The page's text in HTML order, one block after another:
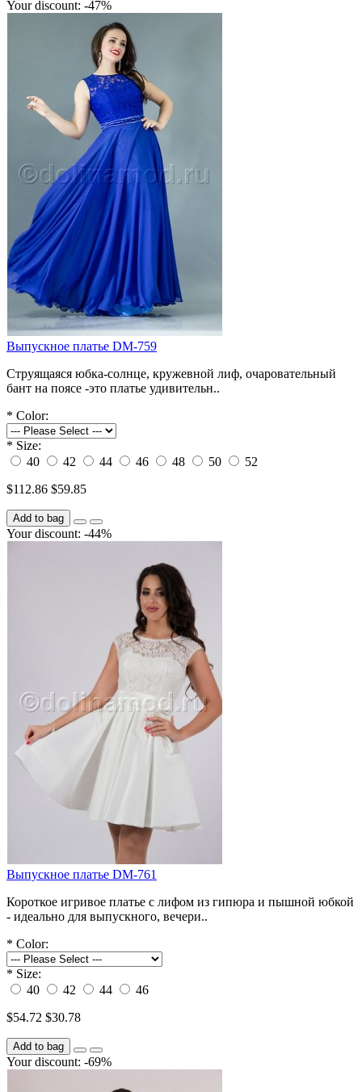
Your discount: -47%
Выпускное платье DM-759
Струящаяся юбка-солнце, кружевной лиф, очаровательный
бант на поясе -это платье удивительн..
* Color:
* Size:
40
42 44 46 48 50
52
$112.86 $59.85
Add to bag
Your discount: -44%
Выпускное платье DM-761
Короткое игривое платье с лифом из гипюра и пышной юбкой
- идеально для выпускного, вечери..
* Color:
* Size:
40
42 44
46
$54.72 $30.78
Add to bag
Your discount: -69%